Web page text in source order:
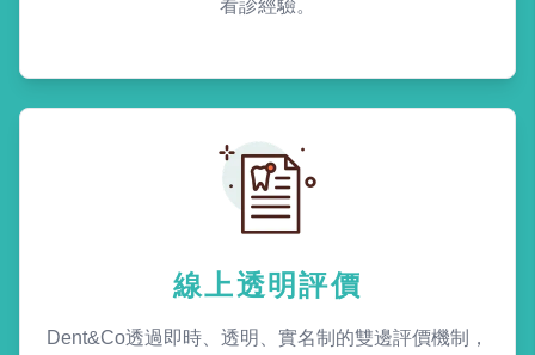
看診經驗。
線上透明評價
Dent&Co透過即時、透明、實名制的雙邊評價機制，